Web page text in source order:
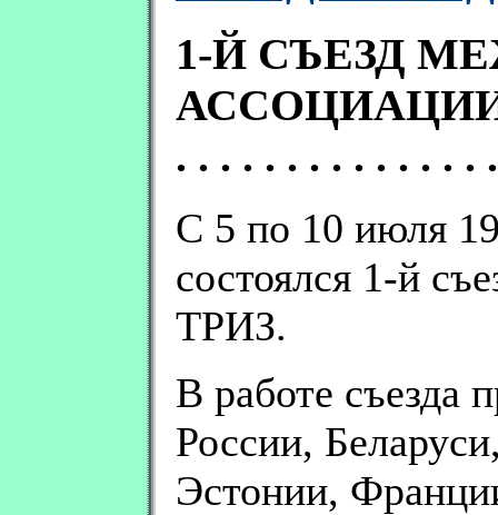
1-Й СЪЕЗД
. . . . . . . . . . . . . .
С 5 по 10 июля
состоялся 1-й
ТРИЗ.
В работе съезда
России,
Эстонии,